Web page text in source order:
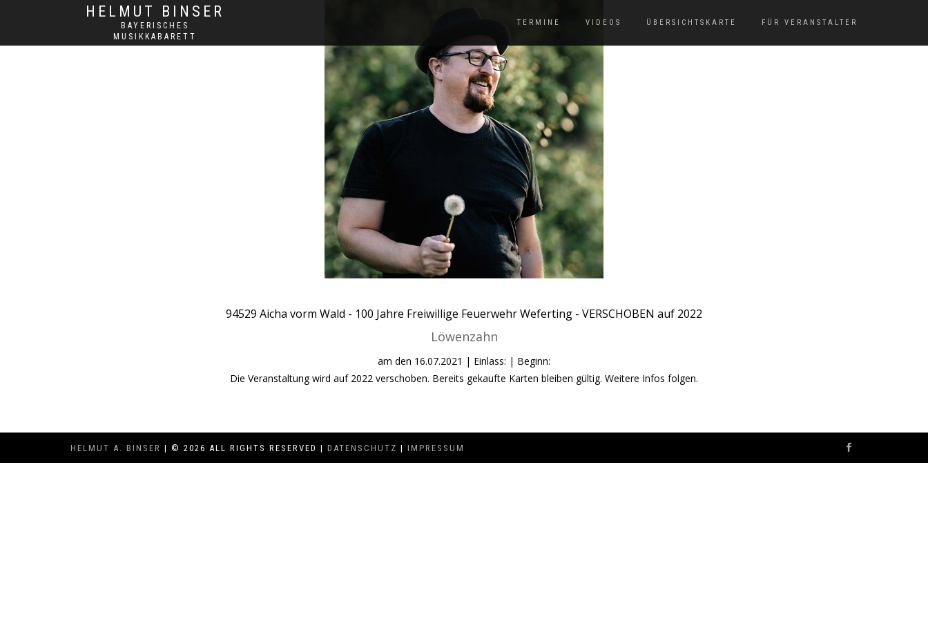
HELMUT BINSER
BAYERISCHES
MUSIKKABARETT
TERMINE VIDEOS ÜBERSICHTSKARTE FÜR VERANSTALTER
94529 Aicha vorm Wald - 100 Jahre Freiwillige Feuerwehr Weferting - VERSCHOBEN auf 2022
Löwenzahn
am den 16.07.2021 | Einlass: | Beginn:
Die Veranstaltung wird auf 2022 verschoben. Bereits gekaufte Karten bleiben gültig. Weitere Infos folgen.
HELMUT A. BINSER | © 2026 ALL RIGHTS RESERVED | DATENSCHUTZ | IMPRESSUM